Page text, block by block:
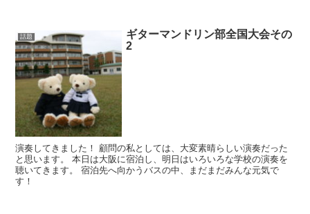
話題
ギターマンドリン部全国大会その
2
演奏してきました！ 顧問の私としては、大変素晴らしい演奏だった
と思います。 本日は大阪に宿泊し、明日はいろいろな学校の演奏を
聴いてきます。 宿泊先へ向かうバスの中、まだまだみんな元気で
す！